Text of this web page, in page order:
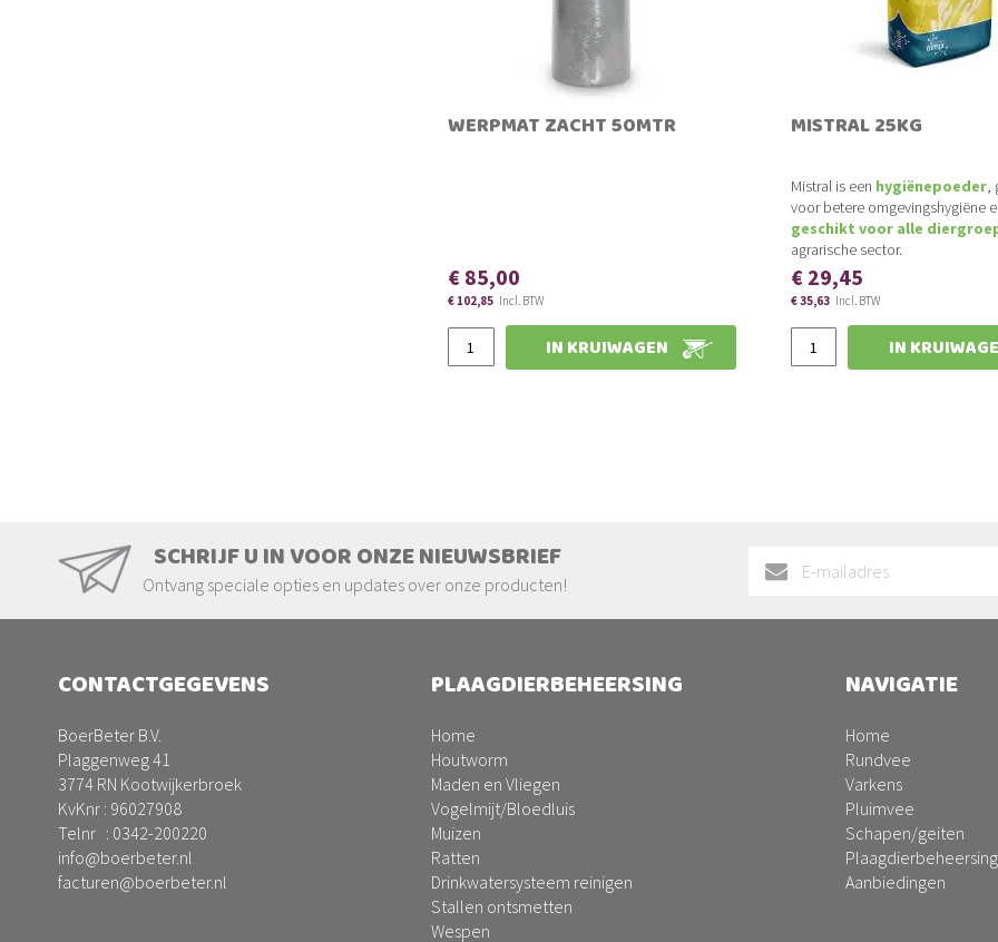
WERPMAT ZACHT 50MTR
€ 102,85
€ 85,00
IN KRUIWAGEN
MISTRAL 25KG
Mistral is een hygiënepoeder,
voor betere omgevingshygiëne
geschikt voor alle
agrarische sector.
€ 35,63
€ 29,45
Slechts
€ 32,61
€ 26,95
IN
SCHRIJF U IN VOOR ONZE NIEUWSBRIEF
Ontvang speciale opties en updates over onze producten!
CONTACTGEGEVENS
BoerBeter B.V.
Plaggenweg 41
3774 RN Kootwijkerbroek
KvKnr : 96027908
Telnr : 0342-200220
info@boerbeter.nl
facturen@boerbeter.nl
PLAAGDIERBEHEERSING
Home
Houtworm
Maden en Vliegen
Vogelmijt/Bloedluis
Muizen
Ratten
Drinkwatersysteem reinigen
Stallen ontsmetten
Wespen
NAVIGATIE
Home
Rundvee
Varkens
Pluimvee
Schapen/geiten
Aanbiedingen